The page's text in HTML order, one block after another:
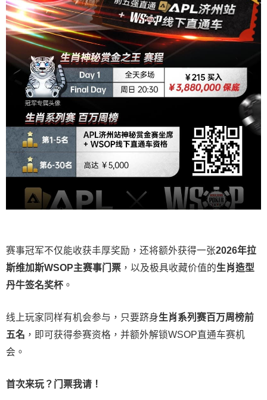
赛事冠军不仅能收获丰厚奖励，还将额外获得一张2026年拉
斯维加斯WSOP主赛事门票 ，以及极具收藏价值的生肖造型
丹牛签名奖杯 。
线上玩家同样有机会参与，只要跻身生肖系列赛百万周榜前
五名 ，即可获得参赛资格，并额外解锁WSOP直通车赛机
会。
首次来玩？门票我请！